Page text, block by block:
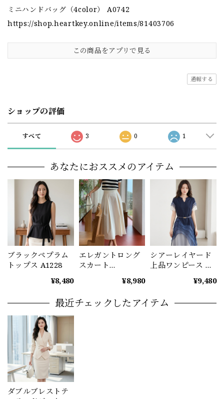
ミニハンドバッグ（4color） A0742
https://shop.heartkey.online/items/81403706
この商品をアプリで見る
通報する
ショップの評価
すべて 3 0 1
あなたにおススメのアイテム
ブラックペプラム
トップス A1228
¥8,480
エレガントロング
スカート
¥8,980
シアーレイヤード
上品ワンピース レ
ブルー A1234¥9,480
最近チェックしたアイテム
ダブルブレストテ